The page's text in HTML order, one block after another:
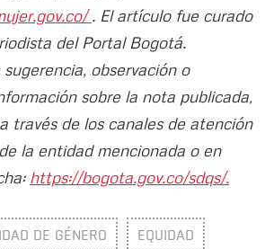
. El artículo fue curado
del Portal Bogotá.
observación o
sobre la nota publicada,
través de los canales de atención
la entidad mencionada o en
https://bogota.gov.co/sdqs/.
DE GÉNERO EQUIDAD